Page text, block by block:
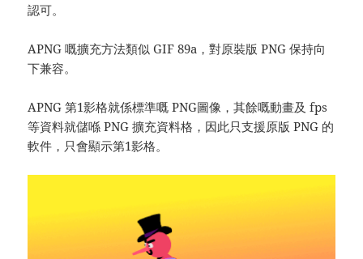
認可。
APNG 嘅擴充方法類似 GIF 89a，對原裝版 PNG 保持向
下兼容。
APNG 第1影格就係標準嘅 PNG圖像，其餘嘅動畫及 fps
等資料就儲喺 PNG 擴充資料格，因此只支援原版 PNG 的
軟件，只會顯示第1影格。